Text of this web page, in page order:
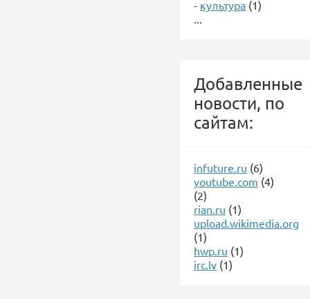
- культура (1)
...
Добавленные
новости, по
сайтам:
infuture.ru (6)
youtube.com (4)
(2)
rian.ru (1)
upload.wikimedia.org
(1)
hwp.ru (1)
irc.lv (1)